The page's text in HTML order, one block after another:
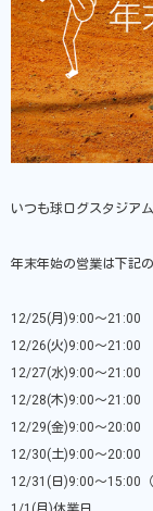
いつも球ログスタジア
年末年始の営業は下記
12/25(月)9:00〜21:00
12/26(火)9:00〜21:00
12/27(水)9:00〜21:00
12/28(木)9:00〜21:00
12/29(金)9:00〜20:00
12/30(土)9:00〜20:00
12/31(日)9:00〜15:00（